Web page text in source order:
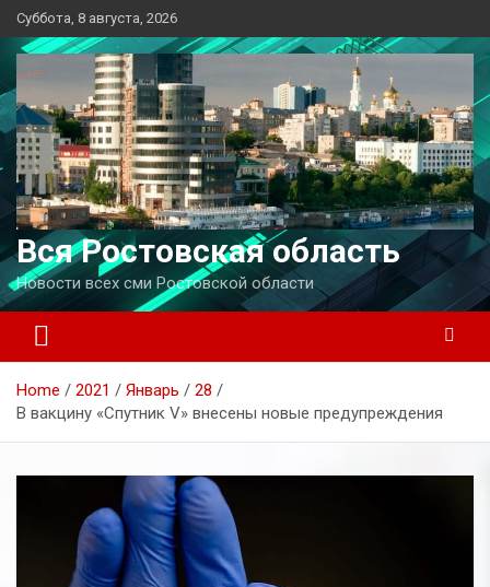
Перейти
к
содержимому
Суббота, 8 августа, 2026
Вся Ростовская область
Новости всех сми Ростовской области
Home 2021 Январь
28
В вакцину «Спутник V» внесены новые предупреждения